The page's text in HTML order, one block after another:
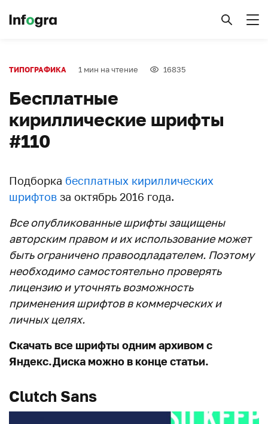
ТИПОГРАФИКА 1 мин на чтение 16835
Бесплатные
кириллические шрифты
#110
Подборка бесплатных кириллических
шрифтов за октябрь 2016 года.
Все опубликованные шрифты защищены
авторским правом и их использование может
быть ограничено правоодладателем. Поэтому
необходимо самостоятельно проверять
лицензию и уточнять возможность
применения шрифтов в коммерческих и
личных целях.
Скачать все шрифты одним архивом с
Яндекс.Диска можно в конце статьи.
Clutch Sans